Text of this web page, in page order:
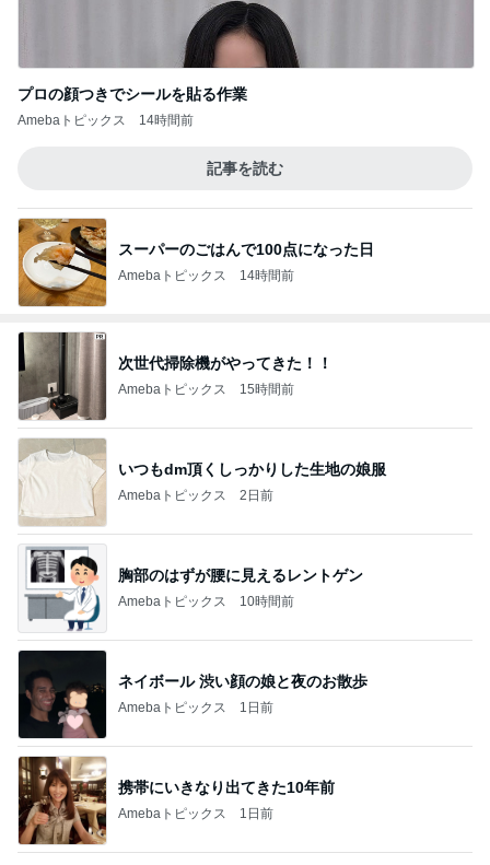
プロの顔つきでシールを貼る作業
Amebaトピックス 14時間前
記事を読む
スーパーのごはんで100点になった日
Amebaトピックス 14時間前
次世代掃除機がやってきた！！
Amebaトピックス 15時間前
いつもdm頂くしっかりした生地の娘服
Amebaトピックス 2日前
胸部のはずが腰に見えるレントゲン
Amebaトピックス 10時間前
ネイボール 渋い顔の娘と夜のお散歩
Amebaトピックス 1日前
携帯にいきなり出てきた10年前
Amebaトピックス 1日前